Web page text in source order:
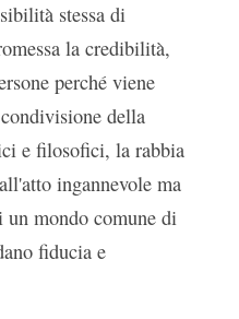
stessa di
la credibilità,
perché viene
della
e filosofici, la rabbia
ingannevole ma
un mondo comune di
fiducia e